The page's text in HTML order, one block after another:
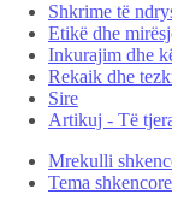
Shkrime të
Etikë dhe
Inkurajim dhe
Rekaik dhe
Sire
Artikuj - Të
Mrekulli
Tema shkencore